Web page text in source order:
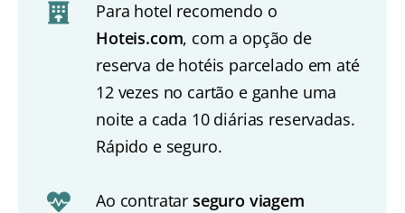
Para hotel recomendo o
Hoteis.com, com a opção de
reserva de hotéis parcelado em até
12 vezes no cartão e ganhe uma
noite a cada 10 diárias reservadas.
Rápido e seguro.
Ao contratar seguro viagem